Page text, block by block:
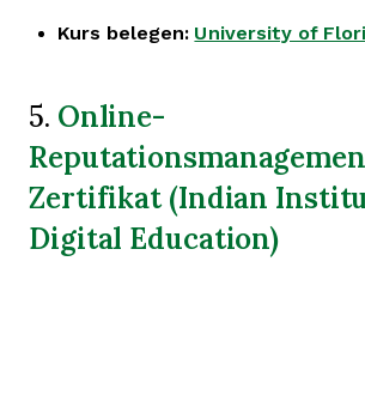
Kurs belegen: University of
5. Online-
Zertifikat (Indian
Digital Education)